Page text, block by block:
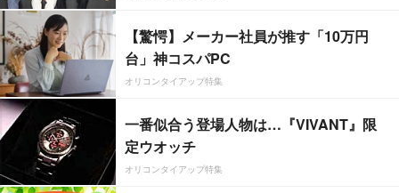
【驚愕】メーカー社員が推す「10万円
台」神コスパPC
オリコンタイアップ特集
一番似合う登場人物は…『VIVANT』限
定ウオッチ
オリコンタイアップ特集